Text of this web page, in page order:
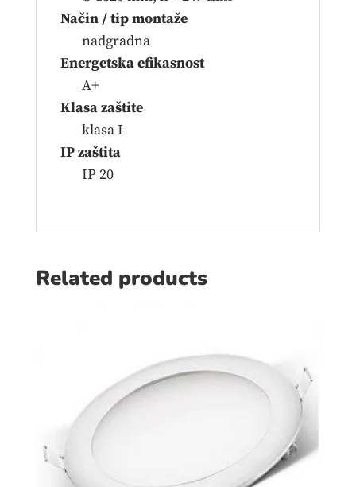
Način / tip montaže
nadgradna
Energetska efikasnost
A+
Klasa zaštite
klasa I
IP zaštita
IP 20
Related products